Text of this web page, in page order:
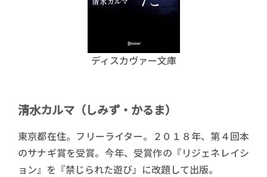
ディスカヴァー文庫
清水カルマ（しみず・かるま）
東京都在住。フリーライター。２０１８年、第４回本
のサナギ賞を受賞。今年、受賞作の『リジェネレイシ
ョン』を『禁じられた遊び』に改題して出版。